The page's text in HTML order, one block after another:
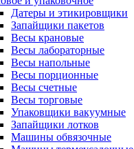
Датеры и этикировщики
Запайщики пакетов
Весы крановые
Весы лабораторные
Весы напольные
Весы порционные
Весы счетные
Весы торговые
Упаковщики вакуумные
Запайщики лотков
Машины обвязочные